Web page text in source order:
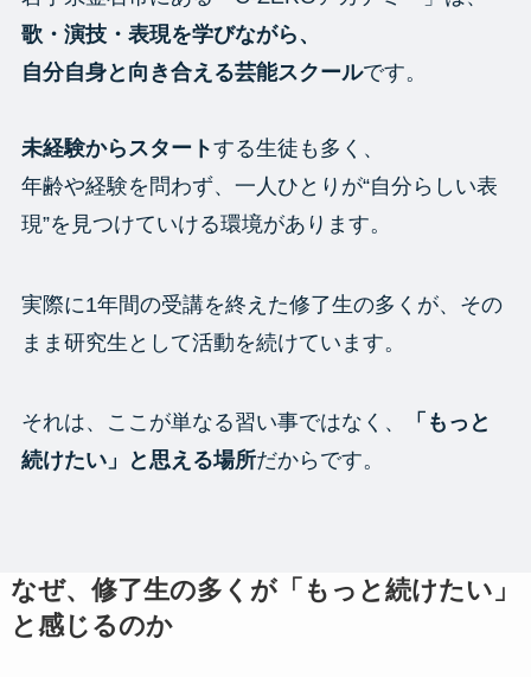
歌・演技・表現を学びながら、
自分自身と向き合える芸能スクールです。
未経験からスタートする生徒も多く、
年齢や経験を問わず、一人ひとりが“自分らしい表
現”を見つけていける環境があります。
実際に1年間の受講を終えた修了生の多くが、その
まま研究生として活動を続けています。
それは、ここが単なる習い事ではなく、
「もっと
続けたい」と思える場所だからです。
なぜ、修了生の多くが「もっと続けたい」
と感じるのか